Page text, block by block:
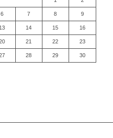
6 7 8 9
13 14 15 16
21 22 23
28 29 30